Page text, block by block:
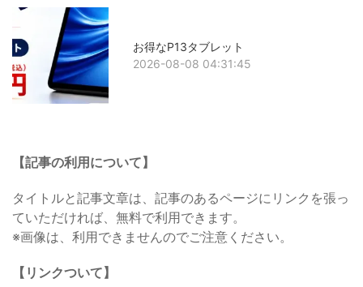
お得なP13タブレット
2026-08-08 04:31:45
【記事の利用について】
タイトルと記事文章は、記事のあるページにリンクを張っ
ていただければ、無料で利用できます。
※画像は、利用できませんのでご注意ください。
【リンクついて】